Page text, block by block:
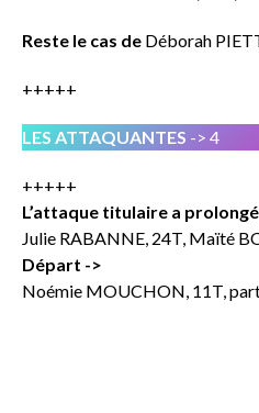
Reste le cas de Déborah
+++++
LES ATTAQUANTES -> 4
+++++
L’attaque titulaire a
Julie RABANNE, 24T, Maïté
Départ ->
Noémie MOUCHON, 11T, part